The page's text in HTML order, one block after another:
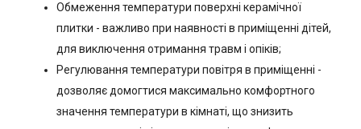
Обмеження температури поверхні керамічної
плитки - важливо при наявності в приміщенні дітей,
для виключення отримання травм і опіків;
Регулювання температури повітря в приміщенні -
дозволяє домогтися максимально комфортного
значення температури в кімнаті, що знизить